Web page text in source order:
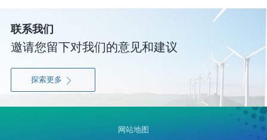
联系我们
邀请您留下对我们的意见和建议
探索更多 
网站地图